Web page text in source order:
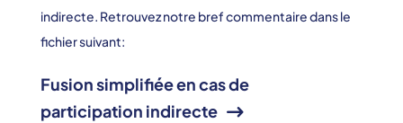
indirecte. Retrouvez notre bref commentaire dans le
fichier suivant:
Fusion simplifiée en cas de
participation indirecte